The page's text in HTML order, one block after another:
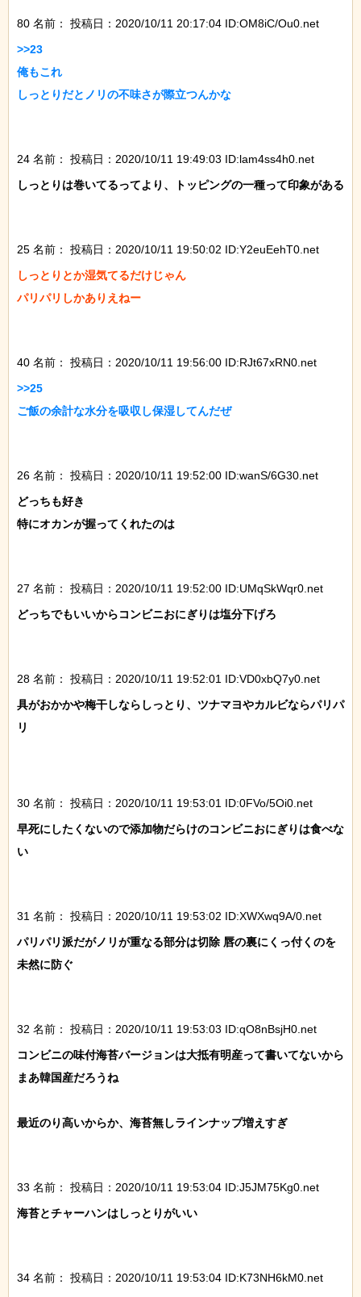
80 名前：
投稿日：2020/10/11 20:17:04 ID:OM8iC/Ou0.net
>>23
俺もこれ
しっとりだとノリの不味さが際立つんかな
24 名前：
投稿日：2020/10/11 19:49:03 ID:lam4ss4h0.net
しっとりは巻いてるってより、トッピングの一種って印象がある
25 名前：
投稿日：2020/10/11 19:50:02 ID:Y2euEehT0.net
しっとりとか湿気てるだけじゃん
パリパリしかありえねー
40 名前：
投稿日：2020/10/11 19:56:00 ID:RJt67xRN0.net
>>25
ご飯の余計な水分を吸収し保湿してんだぜ
26 名前：
投稿日：2020/10/11 19:52:00 ID:wanS/6G30.net
どっちも好き
特にオカンが握ってくれたのは
27 名前：
投稿日：2020/10/11 19:52:00 ID:UMqSkWqr0.net
どっちでもいいからコンビニおにぎりは塩分下げろ
28 名前：
投稿日：2020/10/11 19:52:01 ID:VD0xbQ7y0.net
具がおかかや梅干しならしっとり、ツナマヨやカルビならパリパ
リ
30 名前：
投稿日：2020/10/11 19:53:01 ID:0FVo/5Oi0.net
早死にしたくないので添加物だらけのコンビニおにぎりは食べな
い
31 名前：
投稿日：2020/10/11 19:53:02 ID:XWXwq9A/0.net
パリパリ派だがノリが重なる部分は切除 唇の裏にくっ付くのを
未然に防ぐ
32 名前：
投稿日：2020/10/11 19:53:03 ID:qO8nBsjH0.net
コンビニの味付海苔バージョンは大抵有明産って書いてないから
まあ韓国産だろうね
最近のり高いからか、海苔無しラインナップ増えすぎ
33 名前：
投稿日：2020/10/11 19:53:04 ID:J5JM75Kg0.net
海苔とチャーハンはしっとりがいい
34 名前：
投稿日：2020/10/11 19:53:04 ID:K73NH6kM0.net